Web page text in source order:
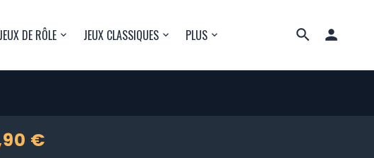

JEUX DE RÔLE JEUX CLASSIQUES PLUS
€